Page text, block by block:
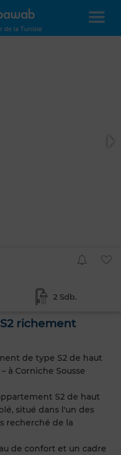
de la Tunisie
2 Sdb.
richement
de type S2 de haut
à Corniche Sousse
S2 de haut
situé dans l'un des
recherché de la
de confort et un cadre